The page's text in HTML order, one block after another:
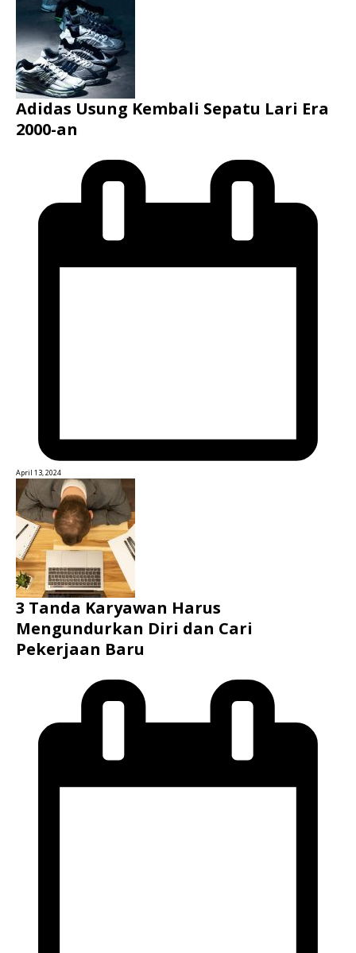
Adidas Usung Kembali Sepatu Lari Era
2000-an
April 13, 2024
3 Tanda Karyawan Harus
Mengundurkan Diri dan Cari
Pekerjaan Baru